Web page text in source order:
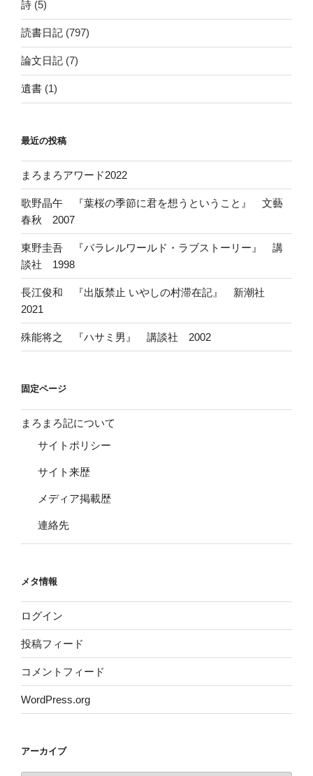
詩 (5)
読書日記 (797)
論文日記 (7)
遺書 (1)
最近の投稿
まろまろアワード2022
歌野晶午 『葉桜の季節に君を想うということ』 文藝
春秋 2007
東野圭吾 『パラレルワールド・ラブストーリー』 講
談社 1998
長江俊和 『出版禁止 いやしの村滞在記』 新潮社
2021
殊能将之 『ハサミ男』 講談社 2002
固定ページ
まろまろ記について
サイトポリシー
サイト来歴
メディア掲載歴
連絡先
メタ情報
ログイン
投稿フィード
コメントフィード
WordPress.org
アーカイブ